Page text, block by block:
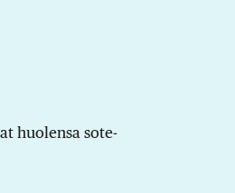
huolensa sote-